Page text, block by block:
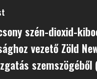
szén-dioxid-
vezető Zöld